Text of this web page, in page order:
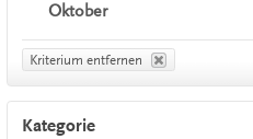
Oktober
Kriterium entfernen
Kategorie